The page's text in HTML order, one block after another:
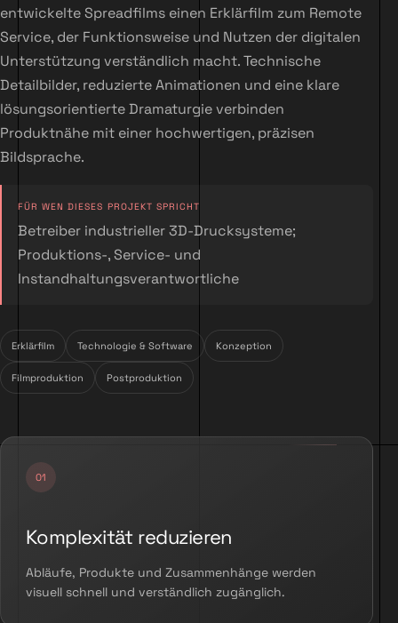
entwickelte Spreadfilms einen Erklärfilm zum Remote
Service, der Funktionsweise und Nutzen der digitalen
Unterstützung verständlich macht. Technische
Detailbilder, reduzierte Animationen und eine klare
lösungsorientierte Dramaturgie verbinden
Produktnähe mit einer hochwertigen, präzisen
Bildsprache.
FÜR WEN DIESES PROJEKT SPRICHT
Betreiber industrieller 3D-Drucksysteme;
Produktions-, Service- und
Instandhaltungsverantwortliche
Erklärfilm Technologie & Software Konzeption
Filmproduktion Postproduktion
Komplexität reduzieren
Abläufe, Produkte und Zusammenhänge werden
visuell schnell und verständlich zugänglich.